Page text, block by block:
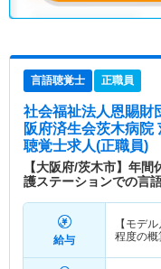
言語聴覚士 正職員
社会福祉法人恩賜財
阪府済生会茨木病院
聴覚士求人(正職員)
【大阪府/茨木市】年
護ステーションでの言
給与
【モデル
程度の概